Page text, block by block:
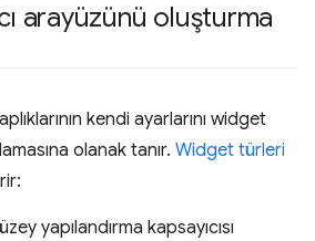
arayüzünü oluşturma
kendi ayarlarını widget
olanak tanır. Widget türleri
yapılandırma kapsayıcısı